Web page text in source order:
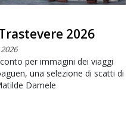
2026
per immagini dei viaggi
una selezione di scatti di
Damele